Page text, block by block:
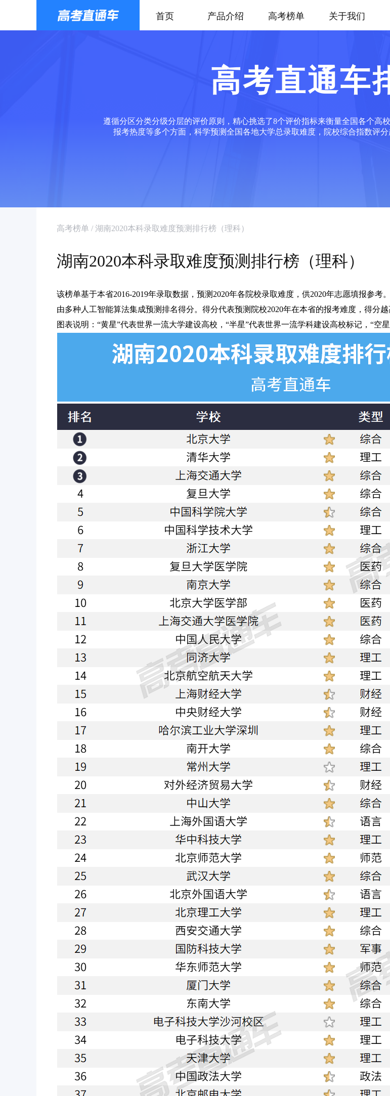
首页 产品介绍 高考榜单 关于我们
高考直通车
遵循分区分类分级分层的评价原则，精心挑选了8个评价指标来衡量全国各个高
报考热度等多个方面，科学预测全国各地大学总录取难度，院校综合指数评
高考榜单 / 湖南2020本科录取难度预测排行榜（理科）
湖南2020本科录取难度预测排行榜（理科）
该榜单基于本省2016-2019年录取数据，预测2020年各院校录取难度，供2020年志愿填报参考
由多种人工智能算法集成预测排名得分。得分代表预测院校2020年在本省的报考难度，得分越
图表说明：“黄星”代表世界一流大学建设高校，“半星”代表世界一流学科建设高校标记，“空星